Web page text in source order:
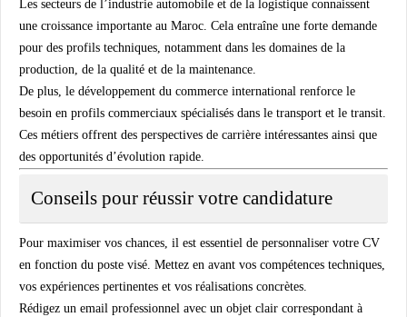
Les secteurs de l’industrie automobile et de la logistique connaissent
une croissance importante au Maroc. Cela entraîne une forte demande
pour des profils techniques, notamment dans les domaines de la
production, de la qualité et de la maintenance.
De plus, le développement du commerce international renforce le
besoin en profils commerciaux spécialisés dans le transport et le transit.
Ces métiers offrent des perspectives de carrière intéressantes ainsi que
des opportunités d’évolution rapide.
Conseils pour réussir votre candidature
Pour maximiser vos chances, il est essentiel de personnaliser votre CV
en fonction du poste visé. Mettez en avant vos compétences techniques,
vos expériences pertinentes et vos réalisations concrètes.
Rédigez un email professionnel avec un objet clair correspondant à